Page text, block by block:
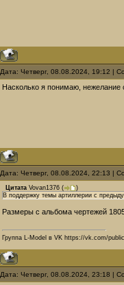
Дата: Четверг, 08.08.2024, 19:12 |
Насколько я понимаю, нежелание
Дата: Четверг, 08.08.2024, 22:13 |
Цитата Vovan1376 (
)
В поддержку темы артиллерии с
Размеры с альбома чертежей
Группа L-Model в VK https://vk.com/
Дата: Четверг, 08.08.2024, 23:18 |